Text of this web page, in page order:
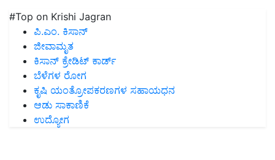
#Top on Krishi Jagran
ಪಿ.ಎಂ. ಕಿಸಾನ್
ಜೀವಾಮೃತ
ಕಿಸಾನ್ ಕ್ರೇಡಿಟ್ ಕಾರ್ಡ್
ಬೆಳೆಗಳ ರೋಗ
ಕೃಷಿ ಯಂತ್ರೋಪಕರಣಗಳ ಸಹಾಯಧನ
ಆಡು ಸಾಕಾಣಿಕೆ
ಉದ್ಯೋಗ